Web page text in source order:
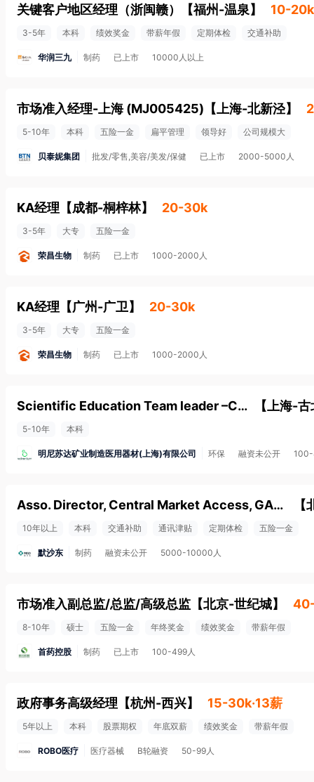
关键客户地区经理（浙闽赣） 【福州-温泉】 10-20k
3-5年 本科 绩效奖金 带薪年假 定期体检 交通补助
华润三九 制药 已上市 10000人以上
市场准入经理-上海 (MJ005425) 【 上海-北新泾】
5-10年 本科 五险一金 扁平管理 领导好 公司规模大
贝泰妮集团 批发/零售,美容/美发/保健 已上市 2000-5000人
KA经理 【成都-桐梓林】 20-30k
3-5年 大专 五险一金
荣昌生物 制药 已上市 1000-2000人
KA经理 【广州-广卫 】 20-30k
3-5年 大专 五险一金
荣昌生物 制药 已上市 1000-2000人
Scientific Education Team leader –China Dental Solutions 【 上海-
5-10年 本科
明尼苏达矿业制造医用器材(上海)有限公司 环保 融资未公开
Asso. Director, Central Market Access, GAMA ID199652 【
10年以上 本科 交通补助 通讯津贴 定期体检 五险一金
默沙东 制药 融资未公开 5000-10000人
市场准入副总监/总监/高级总监 【北京-世纪城】
8-10年 硕士 五险一金 年终奖金 绩效奖金 带薪年假
首药控股 制药 已上市 100-499人
政府事务高级经理 【杭州-西兴】 15-30k·13薪
5年以上 本科 股票期权 年底双薪 绩效奖金 带薪年假
ROBO医疗 医疗器械 B轮融资 50-99人